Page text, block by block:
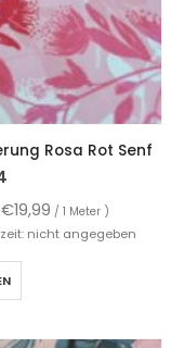
Rosa Rot Senf
€19,99 / 1 Meter )
nicht angegeben